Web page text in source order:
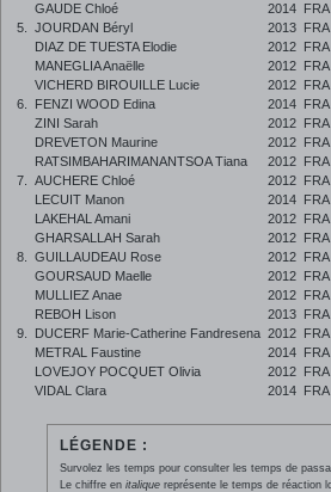
GAUDE Chloé
2014 FRA
5.
JOURDAN Béryl 2013 FRA
DIAZ DE TUESTA Elodie
2012 FRA
MANEGLIA Anaëlle
2012 FRA
VICHERD BIROUILLE Lucie
2012 FRA
6.
FENZI WOOD Edina 2014 FRA
ZINI Sarah
2012 FRA
DREVETON Maurine
2012 FRA
RATSIMBAHARIMANANTSOA Tiana
2012 FRA
7.
AUCHERE Chloé 2012 FRA
LECUIT Manon
2014 FRA
LAKEHAL Amani
2012 FRA
GHARSALLAH Sarah
2012 FRA
8.
GUILLAUDEAU Rose 2012 FRA
GOURSAUD Maelle
2012 FRA
MULLIEZ Anae
2012 FRA
REBOH Lison
2013 FRA
9.
DUCERF Marie-Catherine Fandresena 2012 FRA
METRAL Faustine
2014 FRA
LOVEJOY POCQUET Olivia
2012 FRA
VIDAL Clara
2014 FRA
LÉGENDE :
Survolez les temps pour consulter les temps de
Le chiffre en italiquereprésente le temps de réaction